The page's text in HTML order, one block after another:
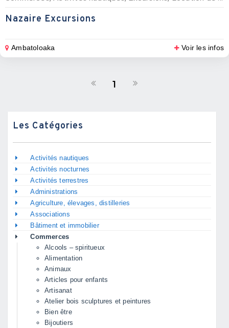
Nazaire Excursions
Ambatoloaka Voir les infos
1
Les Catégories
Activités nautiques
Activités nocturnes
Activités terrestres
Administrations
Agriculture, élevages, distilleries
Associations
Bâtiment et immobilier
Commerces
Alcools – spiritueux
Alimentation
Animaux
Articles pour enfants
Artisanat
Atelier bois sculptures et peintures
Bien être
Bijoutiers